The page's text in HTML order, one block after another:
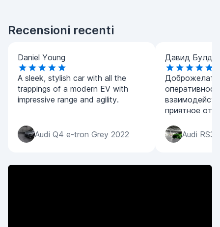
Recensioni recenti
Daniel Young
A sleek, stylish car with all the
trappings of a modern EV with
impressive range and agility.
Audi Q4 e-tron Grey 2022
Давид
приятное
Audi RS3